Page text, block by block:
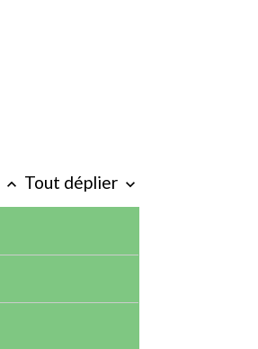
keyboard_arrow_up Tout déplier keyboard_arrow_down